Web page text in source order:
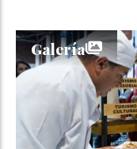
Galería